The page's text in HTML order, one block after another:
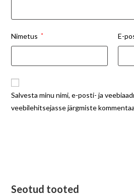
Nimetus * E-
Salvesta minu nimi, e-posti- ja
veebilehitsejasse järgmiste
Seotud tooted